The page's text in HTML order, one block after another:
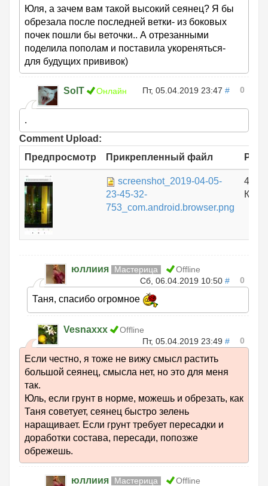
Юля, а зачем вам такой высокий сеянец? Я бы
обрезала после последней ветки- из боковых
почек пошли бы веточки.. А отрезанными
поделила пополам и поставила укореняться-
для будущих прививок)
SolT Онлайн Пт, 05.04.2019 23:47 # 0
.
Comment Upload:
Предпросмотр
Прикрепленный файл
screenshot_2019-04-05-
23-45-32-
753_com.android.browser.png
КБ
юллиия Мастерица
Offline
Сб, 06.04.2019 10:50 # 0
Таня, спасибо огромное
Vesnaxxx
Offline
Пт, 05.04.2019 23:49 # 0
Если честно, я тоже не вижу смысл растить
большой сеянец, смысла нет, но это для меня
так.
Юль, если грунт в норме, можешь и обрезать, как
Таня советует, сеянец быстро зелень
наращивает. Если грунт требует пересадки и
доработки состава, пересади, попозже
обрежешь.
юллиия Мастерица
Offline